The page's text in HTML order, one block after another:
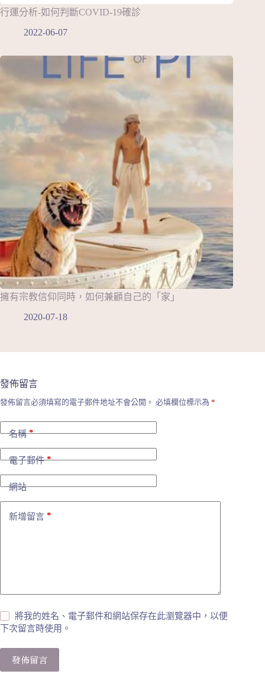
行運分析-如何判斷COVID-19確診
2022-06-07
擁有宗教信仰同時，如何兼顧自己的「家」
2020-07-18
發佈留言
發佈留言必須填寫的電子郵件地址不會公開。 必填欄位標示為 *
名稱*
電子郵件*
網站
新增留言 *
將我的姓名、電子郵件和網站保存在此瀏覽器中，以便
下次留言時使用。
發佈留言